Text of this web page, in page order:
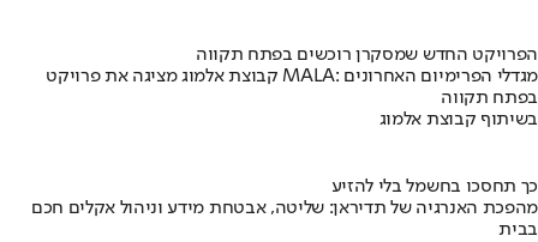
הפרויקט החדש שמסקרן רוכשים בפתח תקווה
קבוצת אלמוג מציגה את פרויקט MALA: מגדלי הפרימיום האחרונים
בפתח תקווה
בשיתוף קבוצת אלמוג
כך תחסכו בחשמל בלי להזיע
מהפכת האנרגיה של תדיראן: שליטה, אבטחת מידע וניהול אקלים חכם
בבית